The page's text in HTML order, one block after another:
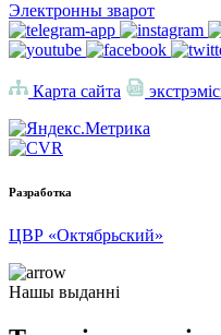
Электронны зварот
Карта сайта
Разработка
ЦВР «Октябрьский»
Нашы выданні